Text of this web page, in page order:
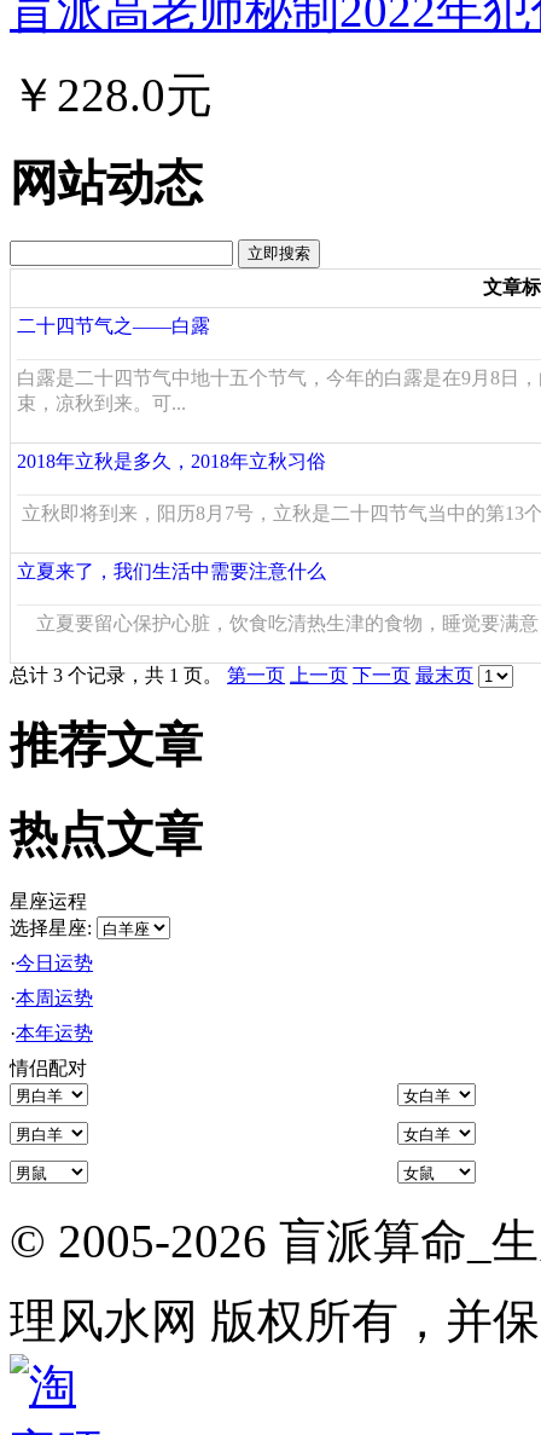
￥228.0元
网站动态
文章
二十四节气之——白露
白露是二十四节气中地十五个节气，今年的白露是在9月8日
束，凉秋到来。可...
2018年立秋是多久，2018年立秋习俗
立秋即将到来，阳历8月7号，立秋是二十四节气当中的第13
立夏来了，我们生活中需要注意什么
立夏要留心保护心脏，饮食吃清热生津的食物，睡觉要满
总计 3 个记录，共 1 页。 第一页 上一页 下一页 最末页
推荐文章
热点文章
星座运程
选择星座:
·今日运势
·本周运势
·本年运势
情侣配对
© 2005-2026 盲派算命_
理风水网 版权所有，并